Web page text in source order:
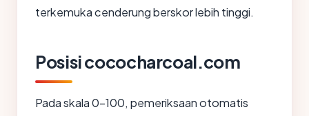
terkemuka cenderung berskor lebih tinggi.
Posisi cococharcoal.com
Pada skala 0-100, pemeriksaan otomatis